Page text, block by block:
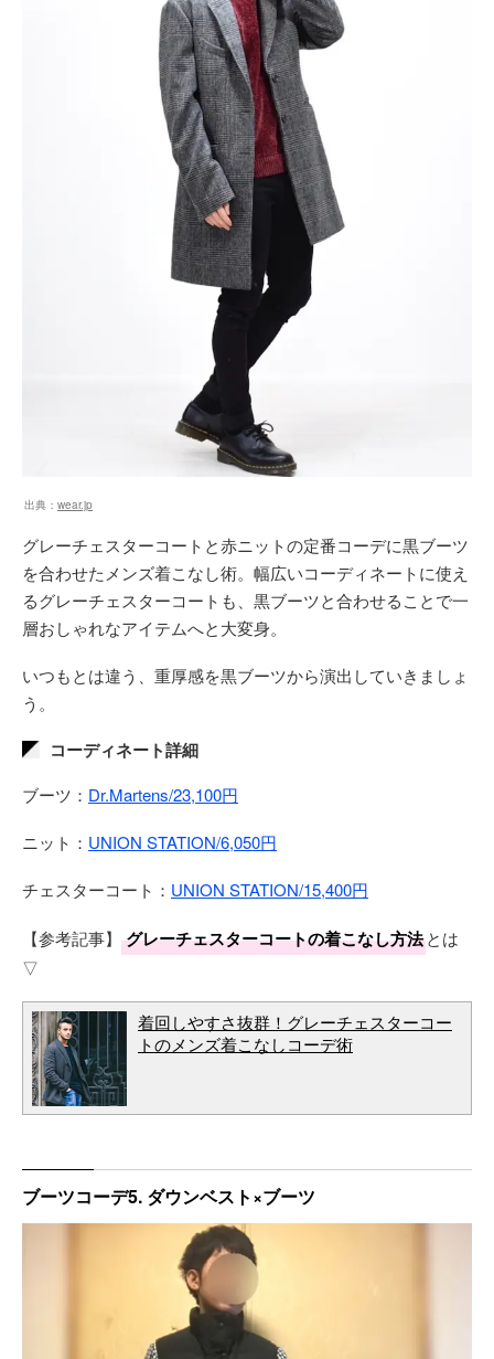
出典： wear.jp
グレーチェスターコートと赤ニットの定番コーデに黒ブーツ
を合わせたメンズ着こなし術。幅広いコーディネートに使え
るグレーチェスターコートも、黒ブーツと合わせることで一
層おしゃれなアイテムへと大変身。
いつもとは違う、重厚感を黒ブーツから演出していきましょ
う。
コーディネート詳細
ブーツ： Dr.Martens/23,100円
ニット： UNION STATION/6,050円
チェスターコート： UNION STATION/15,400円
【参考記事】 グレーチェスターコートの着こなし方法とは
▽
着回しやすさ抜群！グレーチェスターコー
トのメンズ着こなしコーデ術
ブーツコーデ5. ダウンベスト×ブーツ